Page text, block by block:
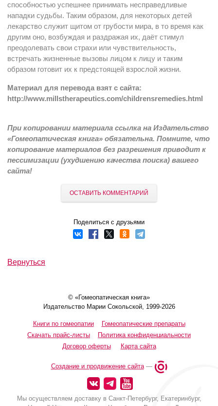
способностью успешнее принимать несправедливые
нападки судьбы. Таким образом, для некоторых детей
лекарство служит щитом от грубости мира, в то время как
другим оно, возбуждая и раздражая их, даёт стимул
преодолевать свои страхи или чувствительность,
встречать жизненные вызовы лицом к лицу и таким
образом готовит их к предстоящей взрослой жизни.
Материал для перевода взят с сайта:
http://www.millstherapeutics.com/childrensremedies.html
При копировании материала ссылка на Издательство
«Гомеопатическая книга» обязательна. Помните, что
копирование материалов без разрешения приводит к
пессимизации (ухудшению качества поиска) вашего
сайта!
ОСТАВИТЬ КОММЕНТАРИЙ
Поделиться с друзьями
Вернуться
© «Гомеопатическая книга»
Издательство Марии Сокольской, 1999-2026
Книги по гомеопатии
Гомеопатические препараты
Скачать прайс-листы
Политика конфиденциальности
Договор оферты
Карта сайта
Создание и продвижение сайта—
Мы осуществляем доставку в Санкт-Петербург, Екатеринбург,